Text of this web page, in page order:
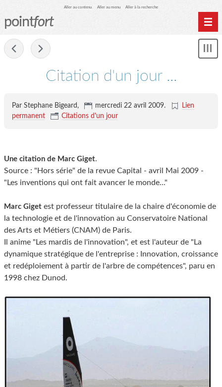
Aller au contenu Aller au menu Aller à la recherche
pointfort
Citation d'un jour ...
Par Stephane Bigeard, mercredi 22 avril 2009.
Lien
permanent
Citations d'un jour
Une citation de Marc Giget.
Source : "Hors série" de la revue Capital - avril Mai 2009 -
"Les inventions qui ont fait avancer le monde..."
Marc Giget est professeur titulaire de la chaire d'économie de
la technologie et de l'innovation au Conservatoire National
des Arts et Métiers (CNAM) de Paris.
Il anime "Les mardis de l'innovation", et est l'auteur de "La
dynamique stratégique de l'entreprise : Innovation, croissance
et redéploiement à partir de l'arbre de compétences", paru en
1998 chez Dunod.